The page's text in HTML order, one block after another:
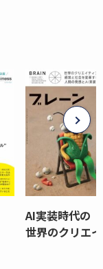
AI実装時代の
世界のクリエ